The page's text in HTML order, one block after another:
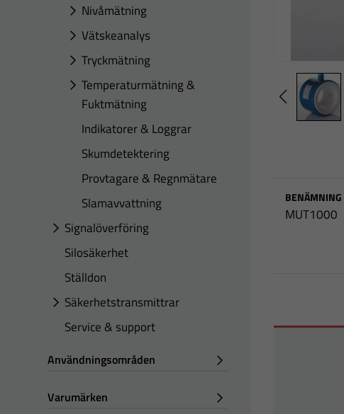
Nivåmätning
Vätskeanalys
Tryckmätning
Temperaturmätning &
Fuktmätning
Indikatorer & Loggrar
Skumdetektering
Provtagare & Regnmätare
Slamavvattning
Signalöverföring
Silosäkerhet
Ställdon
Säkerhetstransmittrar
Service & support
Användningsområden
Varumärken
BENÄMNING
MUT1000